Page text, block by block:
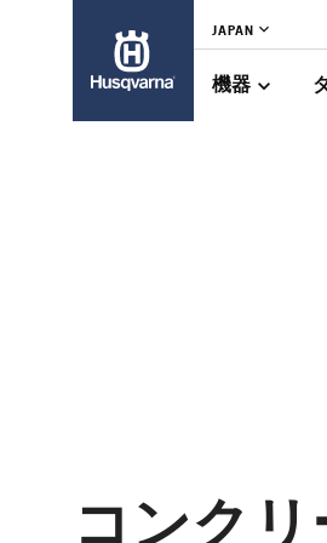
JAPAN
機器
コンクリ